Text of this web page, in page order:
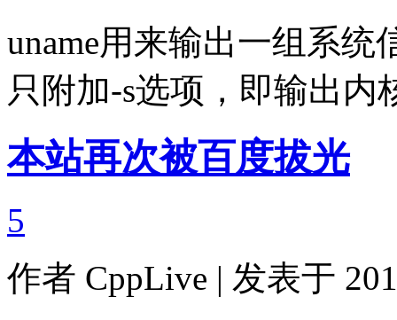
uname用来输出一组系
只附加-s选项，即输出内
本站再次被百度拔光
5
作者 CppLive | 发表于